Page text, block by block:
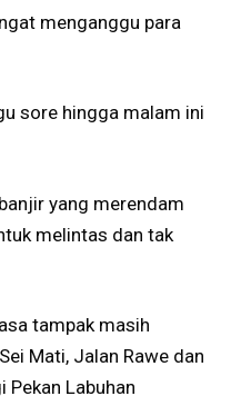
menganggu para
sore hingga malam ini
yang merendam
melintas dan tak
tampak masih
Mati, Jalan Rawe dan
Pekan Labuhan